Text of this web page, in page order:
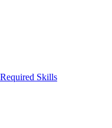
Skills